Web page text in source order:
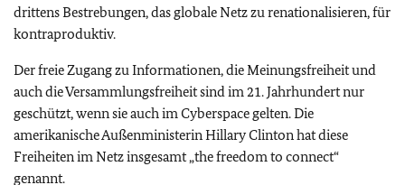
drittens Bestrebungen, das globale Netz zu renationalisieren, für
kontraproduktiv.
Der freie Zugang zu Informationen, die Meinungsfreiheit und
auch die Versammlungsfreiheit sind im 21. Jahrhundert nur
geschützt, wenn sie auch im Cyberspace gelten. Die
amerikanische Außenministerin Hillary Clinton hat diese
Freiheiten im Netz insgesamt „the freedom to connect“
genannt.